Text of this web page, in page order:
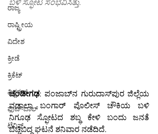
ರಾಜ್ಯ
ರಾಷ್ಟ್ರೀಯ
ವಿದೇಶ
ಕ್ರೀಡೆ
ಕ್ರಿಕೆಟ್
ವಿಶ್ವಕಪ್
ಫುಟ್-ಬಾಲ್
ಟೆನಿಸ್
ಬಳಿ ಸ್ಫೋಟ ಸಂಭವಿಸಿತ್ತು.
ಚಂಡೀಗಢ: ಪಂಜಾಬ್‌ನ ಗುರುದಾಸ್‌ಪುರ ಜಿಲ್ಲೆಯ
ವಡಾಲಾ ಬಂಗಾರ್ ಪೊಲೀಸ್ ಚೌಕಿಯ ಬಳಿ
ನಿಗೂಢ ಸ್ಫೋಟದ ಶಬ್ಧ ಕೇಳಿ ಬಂದು ಜನತೆ
ಬೆಚ್ಚಿಬಿದ್ದ ಘಟನೆ ಶನಿವಾರ ನಡೆದಿದೆ.